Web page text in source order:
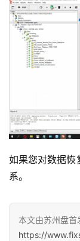
如果您对数据恢
系。
本文由苏州盘首
https://